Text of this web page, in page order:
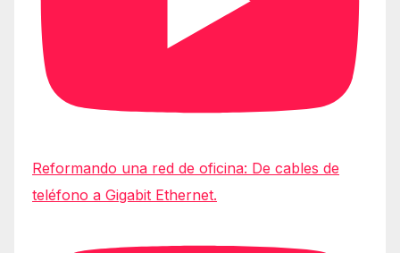
Reformando una red de oficina: De cables de
teléfono a Gigabit Ethernet.